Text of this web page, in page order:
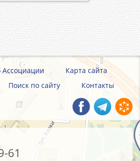
Карта сайта
Поиск по сайту Контакты
61